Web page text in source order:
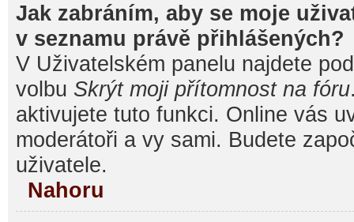
Jak zabráním, aby se moje
v seznamu právě přihlášených?
V Uživatelském panelu najdete
volbu Skrýt moji přítomnost na fóru
aktivujete tuto funkci. Online vás
moderátoři a vy sami. Budete
uživatele.
Nahoru